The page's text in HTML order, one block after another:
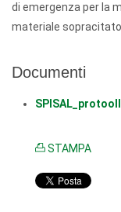
di emergenza per la
materiale sopracitato.
Documenti
STAMPA